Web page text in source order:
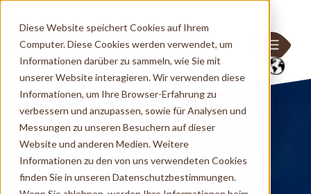
Diese Website speichert Cookies auf Ihrem
Computer. Diese Cookies werden verwendet, um
Informationen darüber zu sammeln, wie Sie mit
unserer Website interagieren. Wir verwenden diese
Informationen, um Ihre Browser-Erfahrung zu
verbessern und anzupassen, sowie für Analysen und
Messungen zu unseren Besuchern auf dieser
Website und anderen Medien. Weitere
Informationen zu den von uns verwendeten Cookies
finden Sie in unseren Datenschutzbestimmungen.